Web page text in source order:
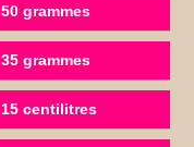
50 grammes
35 grammes
15 centilitres